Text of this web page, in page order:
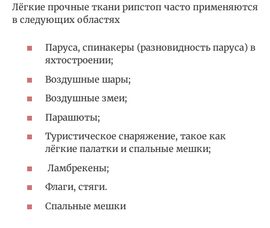
Лёгкие прочные ткани рипстоп часто применяются
в следующих областях
Паруса, спинакеры (разновидность паруса) в
яхтостроении;
Воздушные шары;
Воздушные змеи;
Парашюты;
Туристическое снаряжение, такое как
лёгкие палатки и спальные мешки;
Ламбрекены;
Флаги, стяги.
Спальные мешки